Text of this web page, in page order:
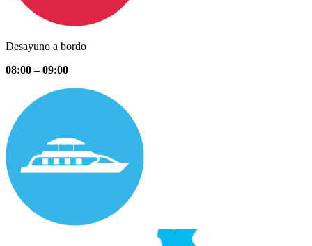
Desayuno a bordo
08:00 – 09:00